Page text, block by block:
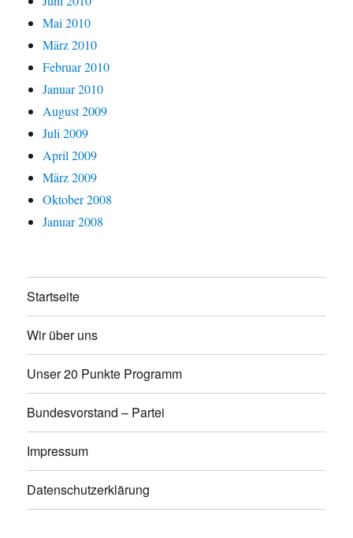
Mai 2010
März 2010
Februar 2010
Januar 2010
August 2009
Juli 2009
April 2009
März 2009
Oktober 2008
Januar 2008
Startseite
Wir über uns
Unser 20 Punkte Programm
Bundesvorstand – Partei
Impressum
Datenschutzerklärung